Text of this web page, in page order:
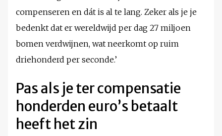
compenseren en dát is al te lang. Zeker als je je
bedenkt dat er wereldwijd per dag 27 miljoen
bomen verdwijnen, wat neerkomt op ruim
driehonderd per seconde.’
Pas als je ter compensatie
honderden euro’s betaalt
heeft het zin